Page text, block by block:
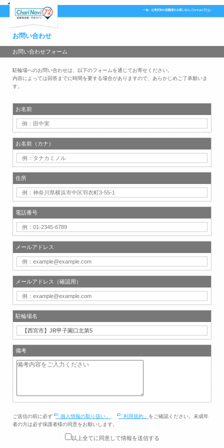
お問い合わせ
お問い合わせフォーム
駐輪場へのお問い合わせは、以下のフォームを通じてお寄せください。
内容によっては回答までに時間を要する場合がありますので、あらかじめご了承願いま
す。
お名前
お名前（カナ）
住所
電話番号
メールアドレス
メールアドレス（確認用）
駐輪場名
備考
ご送信の前に必ず 「個人情報の取り扱い」 「利用規約」 をご確認ください。未成年
者の方は必ず保護者様の同意をお願いします。
以上全てに同意して情報を送信する